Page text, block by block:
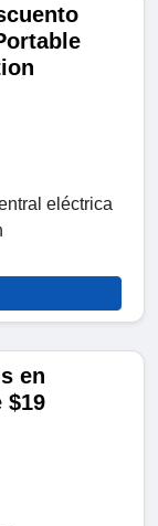
eléctrica
en
$19